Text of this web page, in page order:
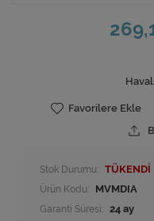
Favorilere Ekle
Stok Durumu: TÜKENDİ
Ürün Kodu: MVMDIA
Garanti Süresi: 24 ay